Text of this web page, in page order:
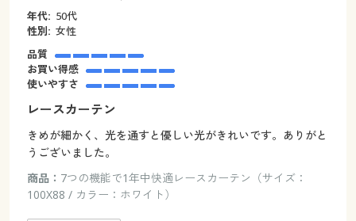
年代: 50代
性別: 女性
品質
お買い得感
使いやすさ
レースカーテン
きめが細かく、光を通すと優しい光がきれいです。ありがと
うございました。
商品： 7つの機能で1年中快適レースカーテン（サイズ：
100X88 / カラー：ホワイト）